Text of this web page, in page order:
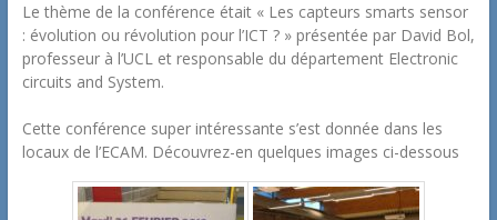
Le thème de la conférence était « Les capteurs smarts sensor
: évolution ou révolution pour l’ICT ? » présentée par David Bol,
professeur à l’UCL et responsable du département Electronic
circuits and System.
Cette conférence super intéressante s’est donnée dans les
locaux de l’ECAM. Découvrez-en quelques images ci-dessous